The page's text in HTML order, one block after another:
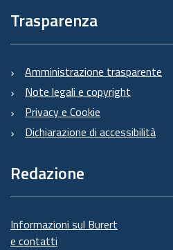
Trasparenza
Amministrazione trasparente
Note legali e copyright
Privacy e Cookie
Dichiarazione di accessibilità
Redazione
Informazioni sul Burert
e contatti